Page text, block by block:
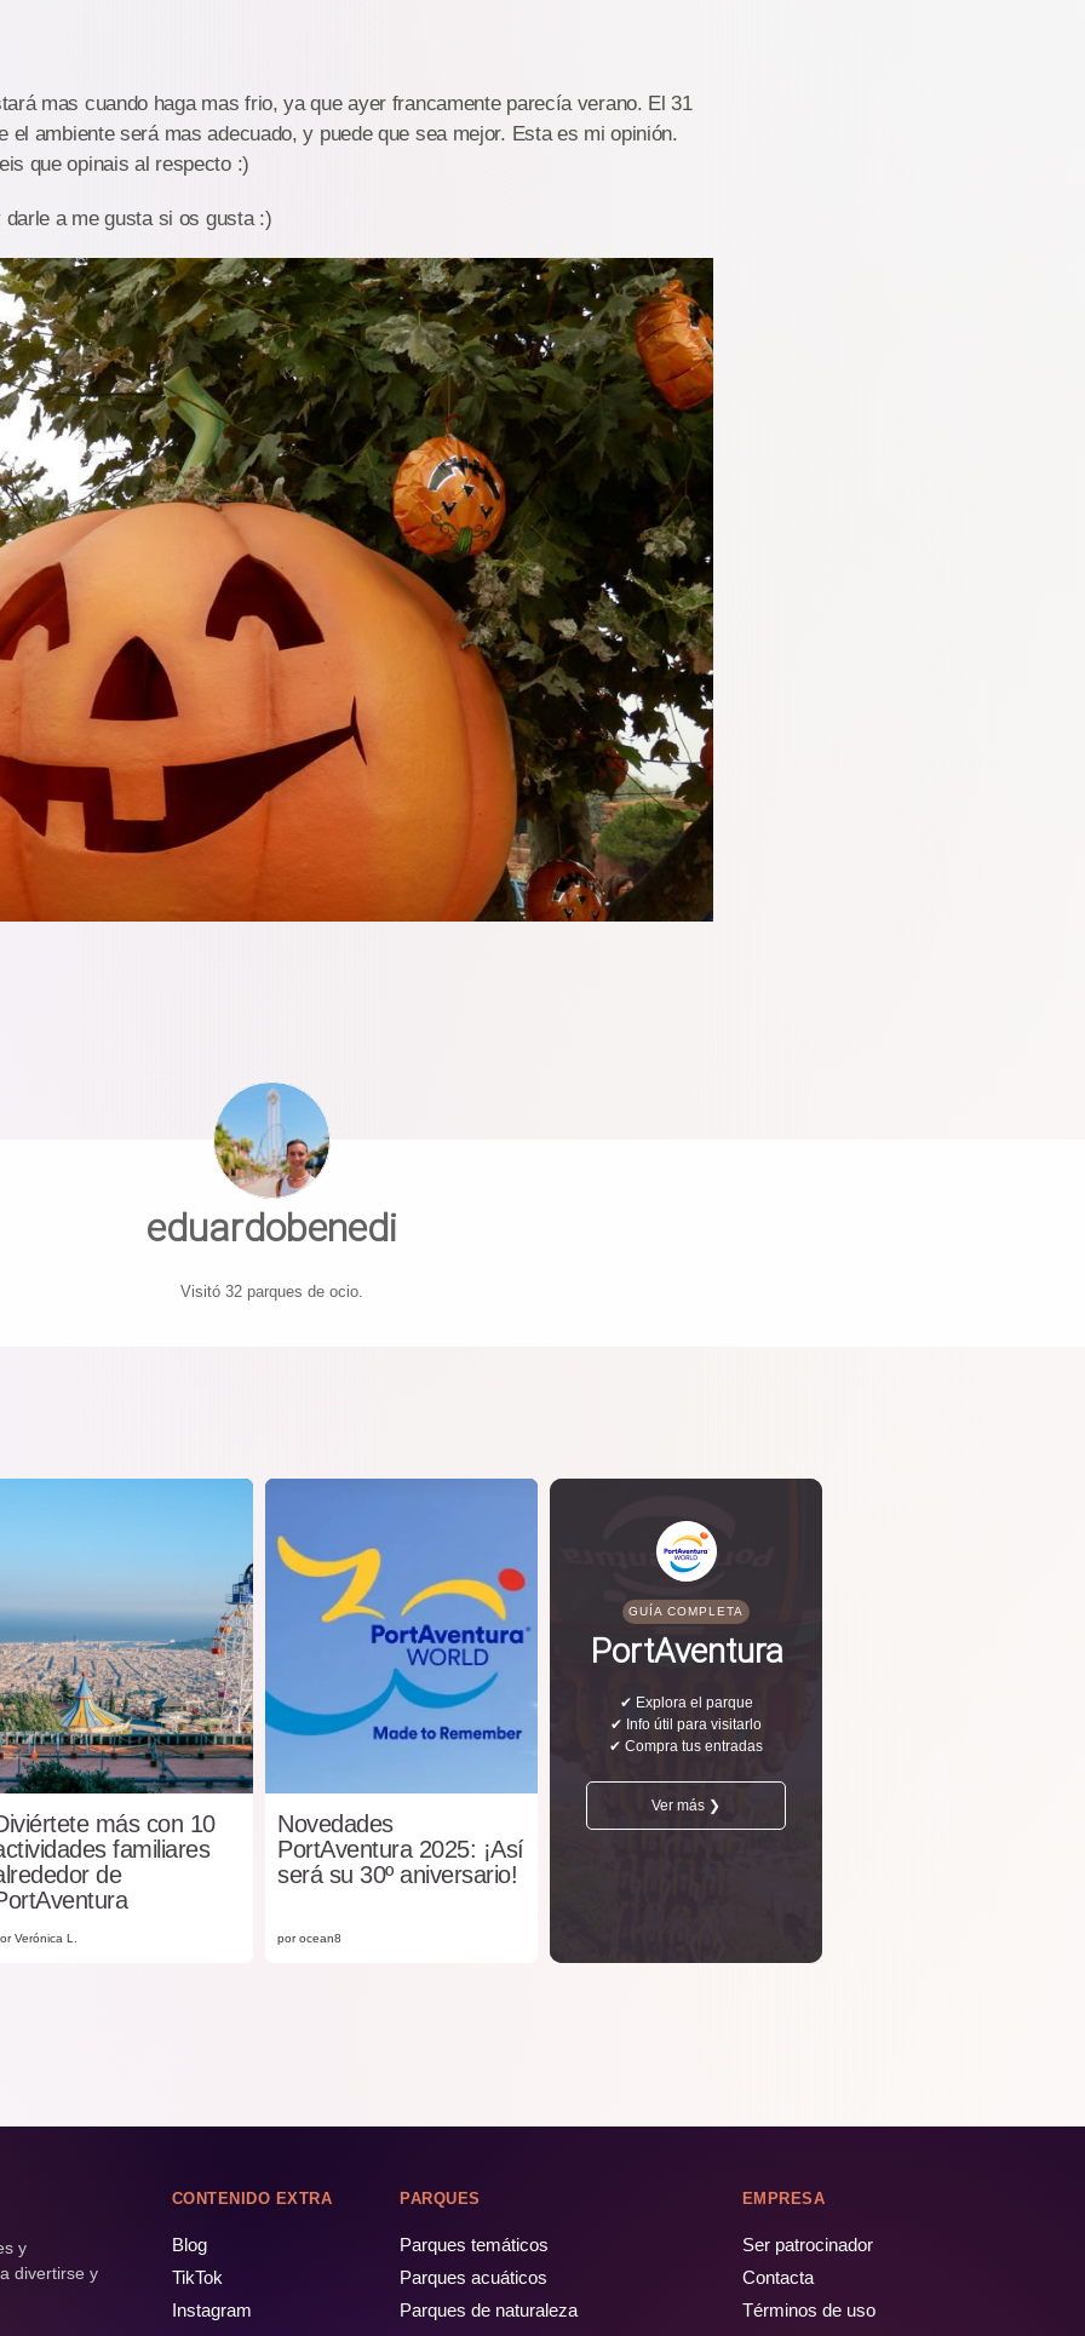
mas cuando haga mas frio, ya que ayer francamente parecía verano. El 31
el ambiente será mas adecuado, y puede que sea mejor. Esta es mi opinión.
que opinais al respecto :)
a me gusta si os gusta :)
eduardobenedi
Visitó 32 parques de ocio.
más con 10
familiares
de
Verónica L.
Novedades
PortAventura 2025: ¡Así
será su 30º aniversario!
por ocean8
GUÍA COMPLETA
PortAventura
✔ Explora el parque
✔ Info útil para visitarlo
✔ Compra tus entradas
Ver más ❯
y
divertirse y
CONTENIDO EXTRA
Blog
TikTok
Instagram
PARQUES
Parques temáticos
Parques acuáticos
Parques de naturaleza
EMPRESA
Ser patrocinador
Contacta
Términos de uso